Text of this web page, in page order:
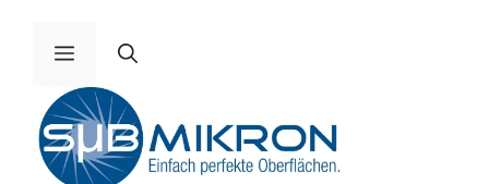
zawartościMenu